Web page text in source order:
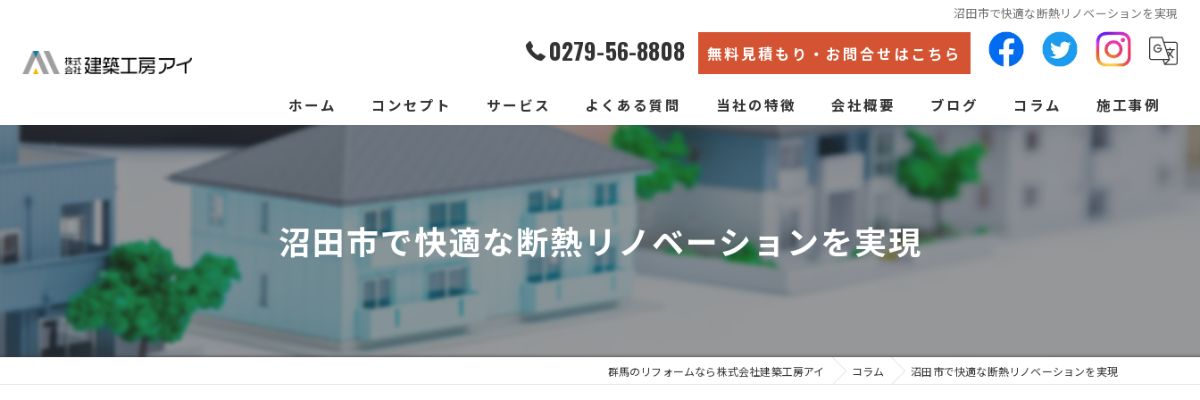
沼田市で快適な断熱リノベーションを実現
0279-56-8808 無料見積もり・お問合せはこちら
ホーム コンセプト サービス
新築そっくりリフォーム
よくある質問 当社の特徴
水回り
断熱
会社概要
代表あいさつ
ブログ コラム 施工事例
沼田市で快適な断熱リノベーションを実現
群馬のリフォームなら株式会社建築工房アイ コラム 沼田市で快適な断熱リノベーションを実現